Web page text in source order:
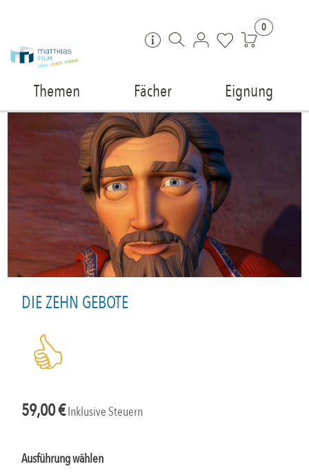
0
Themen Fächer Eignung
DIE ZEHN GEBOTE
59,00€Inklusive Steuern
Ausführung wählen